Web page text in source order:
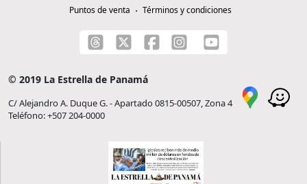
Puntos de venta
Términos y condiciones
© 2019 La Estrella de Panamá
C/ Alejandro A. Duque G. - Apartado 0815-00507, Zona 4
Teléfono: +507 204-0000